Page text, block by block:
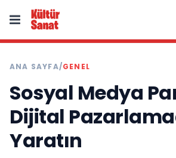
ANA SAYFA/GENEL
Sosyal Medya
Dijital
Yaratın